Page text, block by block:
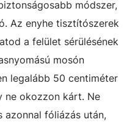
módszer,
Az enyhe tisztítószerek
a felület sérülésének
mosón
legalább 50 centiméter
ne okozzon kárt. Ne
azonnal fóliázás után,